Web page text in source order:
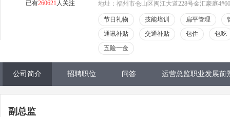
已有260621 人关注 地址：福州市仓山区闽江大道228号金汇豪庭
节日礼物 技能培训 扁平管理
通讯补贴
交通补贴 包住
包吃
五险一金
公司简介 招聘职位 问答 运营总监职业发展前
副总监